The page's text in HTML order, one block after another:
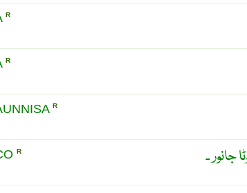
R
R
R
R
جانور ۔